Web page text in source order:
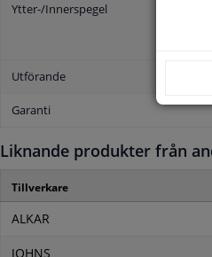
Ytter-/Innerspegel
Utförande
Garanti
Liknande produkter från
Tillverkare
ALKAR
JOHNS